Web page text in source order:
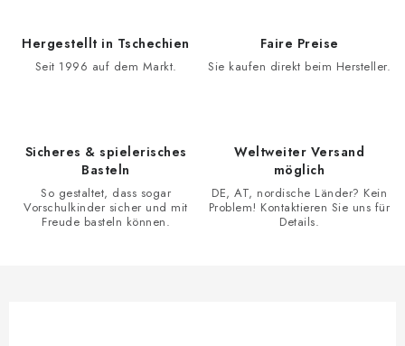
Hergestellt in Tschechien
Seit 1996 auf dem Markt.
Faire Preise
Sie kaufen direkt beim Hersteller.
Sicheres & spielerisches
Basteln
So gestaltet, dass sogar
Vorschulkinder sicher und mit
Freude basteln können.
Weltweiter Versand
möglich
DE, AT, nordische Länder? Kein
Problem! Kontaktieren Sie uns für
Details.